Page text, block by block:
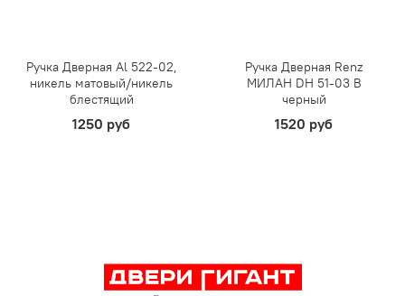
Ручка Дверная Al 522-02,
никель матовый/никель
блестящий
1250 руб
Ручка Дверная Renz
МИЛАН DH 51-03 B
черный
1520 руб